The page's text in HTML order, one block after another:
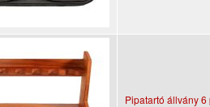
Pipatartó állvány